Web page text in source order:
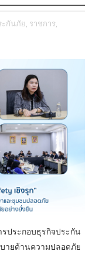
ะกันภัย, ราชการ,
ประกอบธุรกิจประกัน
ายด้านความปลอดภัย